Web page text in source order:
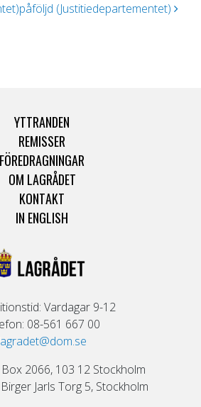
påföljd (Justitiedepartementet)
YTTRANDEN
REMISSER
FÖREDRAGNINGAR
OM LAGRÅDET
KONTAKT
IN ENGLISH
Vardagar 9-12
08-561 667 00
2066, 103 12 Stockholm
Jarls Torg 5, Stockholm